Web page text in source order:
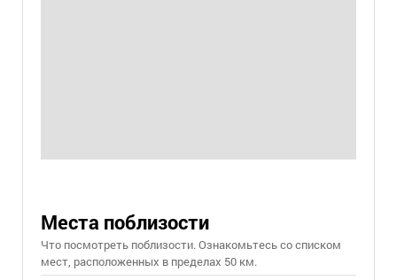
Места поблизости
Что посмотреть поблизости. Ознакомьтесь со списком
мест, расположенных в пределах 50 км.